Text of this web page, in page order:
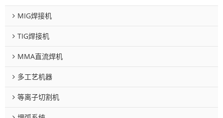
MIG焊接机
TIG焊接机
MMA直流焊机
多工艺机器
等离子切割机